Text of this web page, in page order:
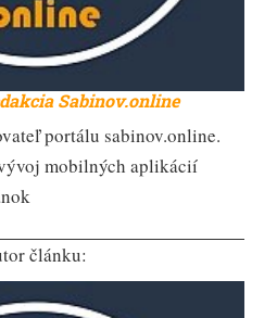
Sabinov.online
portálu sabinov.online.
mobilných aplikácií
článku: